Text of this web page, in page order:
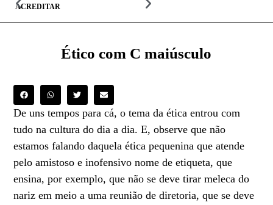
ACREDITAR
Ético com C maiúsculo
De uns tempos para cá, o tema da ética entrou com
tudo na cultura do dia a dia. E, observe que não
estamos falando daquela ética pequenina que atende
pelo amistoso e inofensivo nome de etiqueta, que
ensina, por exemplo, que não se deve tirar meleca do
nariz em meio a uma reunião de diretoria, que se deve